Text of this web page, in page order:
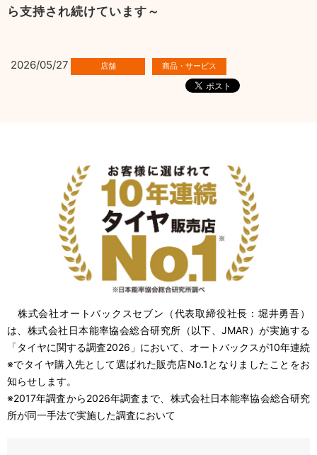
ら支持され続けています～
2026/05/27
株式会社オートバックスセブン（代表取締役社長：堀井勇吾）
は、株式会社日本能率協会総合研究所（以下、JMAR）が実施する
「タイヤに関する調査2026」において、オートバックスが10年連続
※でタイヤ購入先として選ばれた販売店No.1となりましたことをお
知らせします。
※2017年調査から2026年調査まで、株式会社日本能率協会総合研究
所が同一手法で実施した調査において